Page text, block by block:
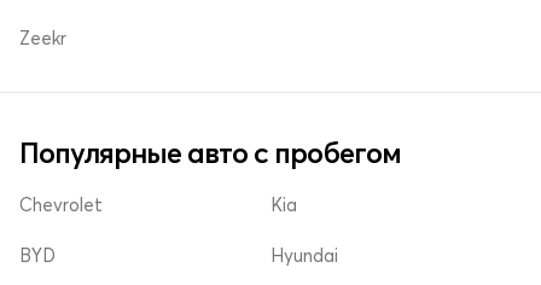
Zeekr
Популярные авто с пробегом
Chevrolet
BYD
Kia
Hyundai